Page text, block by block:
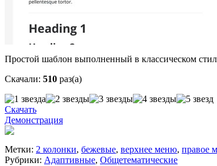
Простой шаблон выполненный в классическом
Скачали: 510 раз(а)
Скачать
Демонстрация
Метки: 2 колонки, бежевые, верхнее меню, правое
Рубрики: Адаптивные, Общетематические